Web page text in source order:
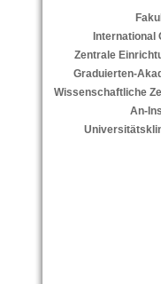
International
Zentrale
Graduierten-
Wissenschaftliche
An-